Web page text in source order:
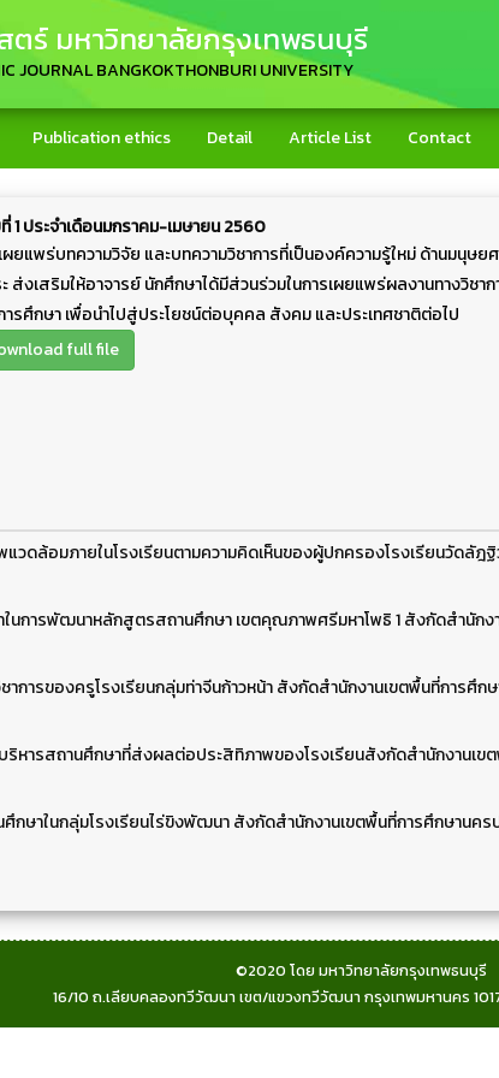
ตร์ มหาวิทยาลัยกรุงเทพธนบุรี
JOURNAL BANGKOKTHONBURI UNIVERSITY
Publication ethics Detail Article List Contact
1 ประจำเดือนมกราคม-เมษายน 2560
ผยแพร่บทความวิจัย และบทความวิชาการที่เป็นองค์ความรู้ใหม่ ด้านมนุ
ส่งเสริมให้อาจารย์ นักศึกษาได้มีส่วนร่วมในการเผยแพร่ผลงานทางวิช
ารศึกษา เพื่อนำไปสู่ประโยชน์ต่อบุคคล สังคม และประเทศชาติต่อไป
full file
วดล้อมภายในโรงเรียนตามความคิดเห็นของผู้ปกครองโรงเรียนวัดลัฎ
นการพัฒนาหลักสูตรสถานศึกษา เขตคุณภาพศรีมหาโพธิ 1 สังกัดสำนักง
าการของครูโรงเรียนกลุ่มท่าจีนก้าวหน้า สังกัดสำนักงานเขตพื้นที่การศึก
ริหารสถานศึกษาที่ส่งผลต่อประสิทิภาพของโรงเรียนสังกัดสำนักงานเข
กษาในกลุ่มโรงเรียนไร่ขิงพัฒนา สังกัดสำนักงานเขตพื้นที่การศึกษานคร
©2020 โดย มหาวิทยาลัยกรุงเทพธนบุรี
16/10 ถ.เลียบคลองทวีวัฒนา เขต/แขวงทวีวัฒนา กรุงเทพมหานคร